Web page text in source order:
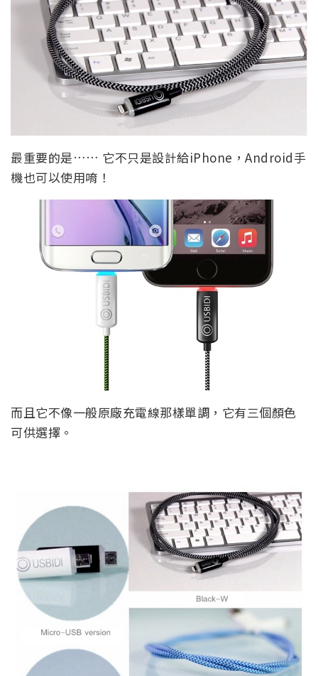
最重要的是…… 它不只是設計給iPhone，Android手
機也可以使用唷！
而且它不像一般原廠充電線那樣單調，它有三個顏色
可供選擇。